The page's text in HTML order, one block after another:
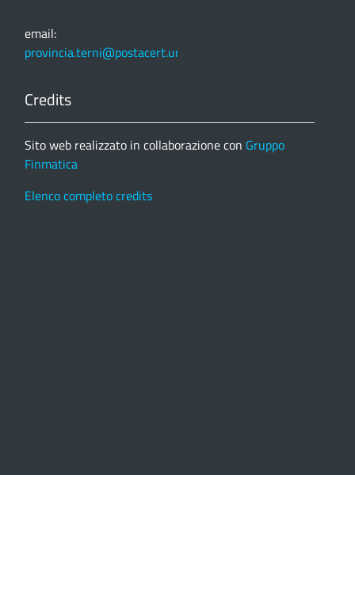
email:
provincia.terni@postacert.umbria.it
Credits
Sito web realizzato in collaborazione con Gruppo
Finmatica
Elenco completo credits